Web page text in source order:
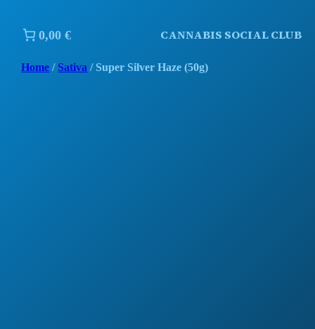
0,00 € CANNABIS SOCIAL CLUB
Home / Sativa / Super Silver Haze (50g)